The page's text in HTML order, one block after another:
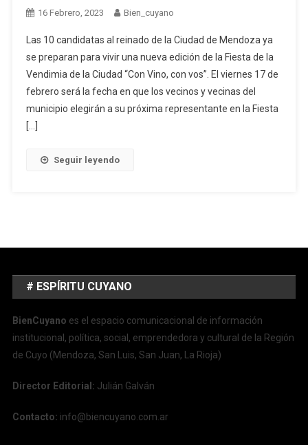
16 Febrero, 2023 Bien_cuyano
Las 10 candidatas al reinado de la Ciudad de Mendoza ya
se preparan para vivir una nueva edición de la Fiesta de la
Vendimia de la Ciudad “Con Vino, con vos”. El viernes 17 de
febrero será la fecha en que los vecinos y vecinas del
municipio elegirán a su próxima representante en la Fiesta
[…]
Seguir leyendo
# ESPÍRITU CUYANO
BienCuyano es el espacio comunicacional de información
institucional, política, social, emprendedora y cultural de la Región
de Cuyo (Mendoza, San Luis, San Juan, La Rioja)
Director Editorial: Julián Galván
Contacto: info@biencuyano.com.ar